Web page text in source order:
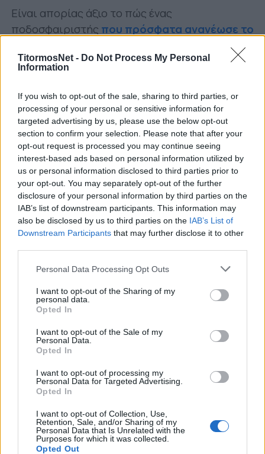
TitormosNet - Do Not Process My Personal
Information
If you wish to opt-out of the sale, sharing to third parties, or
processing of your personal or sensitive information for
targeted advertising by us, please use the below opt-out
section to confirm your selection. Please note that after your
opt-out request is processed you may continue seeing
interest-based ads based on personal information utilized by
us or personal information disclosed to third parties prior to
your opt-out. You may separately opt-out of the further
disclosure of your personal information by third parties on the
IAB’s list of downstream participants. This information may
also be disclosed by us to third parties on the IAB’s List of
Downstream Participants that may further disclose it to other
Personal Data Processing Opt Outs
I want to opt-out of the Sharing of my
personal data.
Opted In
I want to opt-out of the Sale of my
Personal Data.
Opted In
I want to opt-out of processing my
Personal Data for Targeted Advertising.
Opted In
I want to opt-out of Collection, Use,
Retention, Sale, and/or Sharing of my
Personal Data that Is Unrelated with the
Purposes for which it was collected.
Opted Out
Είναι απορίας άξιο το πώς ένας
ποδοσφαιριστής που πρόσφατα ανανέωσε το
και που θεωρείται «κολώνα»
στην ομάδα του (όπου τυγχάνει και μεταξύ των
Ο συμπαίκτης του στη Γιουργκόρντεν,
Μάγκνους Έρικσον, ανέφερε σχετικά στο
fotbollskanalen.se:
«Είχε μία σημαντική καριέρα εδώ μεγάλο
διάστημα. Είναι πολύ καλός άνθρωπος και
παίκτης και πάντα θα υπάρχει ενδιαφέρον για
περιπτώσεις σαν και τη δική του. Είναι
ξεκάθαρο ότι κάποια στιγμή μπορεί να θέλει να
δοκιμάσει στο εξωτερικό. Είμαι χαρούμενος
που ανήκει σε εμάς, πάντως, σήμερα».
σε προχωρημένες διαπραγματεύσεις,
έχοντας
συμφωνήσει για συμβόλαιο
επιβεβαιώνουν σουηδικά ΜΜΕ. Παράλληλα
«τρέχουν» επαφές ώστε να βρεθεί η «χρυσή
τομή» με την ομάδα του, Γιουργκόρντεν.
ΣΧΟΛΙΑΣΤΕ
ΤΕΛΕΥΤΑΙΑ ΝΕΑ